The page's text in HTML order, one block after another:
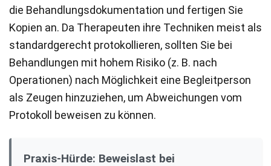
die Behandlungsdokumentation und fertigen Sie
Kopien an. Da Therapeuten ihre Techniken meist als
standardgerecht protokollieren, sollten Sie bei
Behandlungen mit hohem Risiko (z. B. nach
Operationen) nach Möglichkeit eine Begleitperson
als Zeugen hinzuziehen, um Abweichungen vom
Protokoll beweisen zu können.
Praxis-Hürde: Beweislast bei